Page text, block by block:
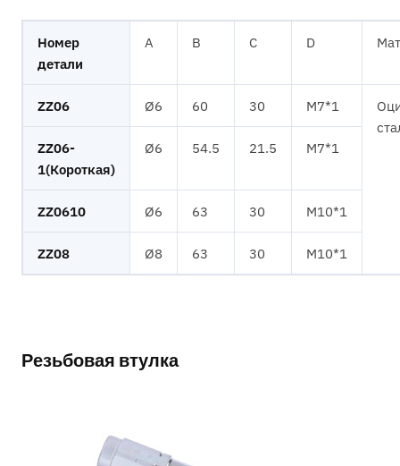
Номер
детали
A B C D
ZZ06 Ø6 60 30 M7*1
ZZ06-
1(Короткая)
Ø6 54.5 21.5 M7*1
ZZ0610 Ø6 63 30 M10*1
ZZ08 Ø8 63 30 M10*1
Резьбовая втулка